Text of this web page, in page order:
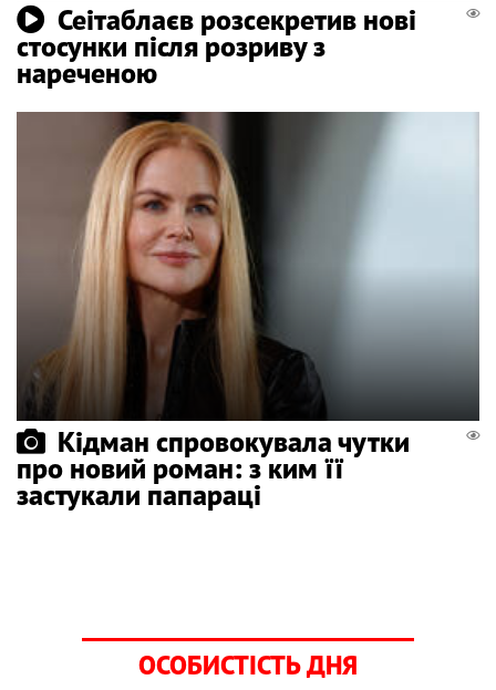
Сеітаблаєв розсекретив нові
стосунки після розриву з
нареченою
Кідман спровокувала чутки
про новий роман: з ким її
застукали папараці
ОСОБИСТІСТЬ ДНЯ